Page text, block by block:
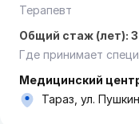
Терапевт
Общий стаж (лет):
Где принимает
Медицинский
Тараз, ул.